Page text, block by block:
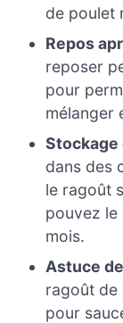
de poulet
Repos
reposer
pour
mélanger
dans des
le ragoût
pouvez le
mois.
Astuce
ragoût de
pour